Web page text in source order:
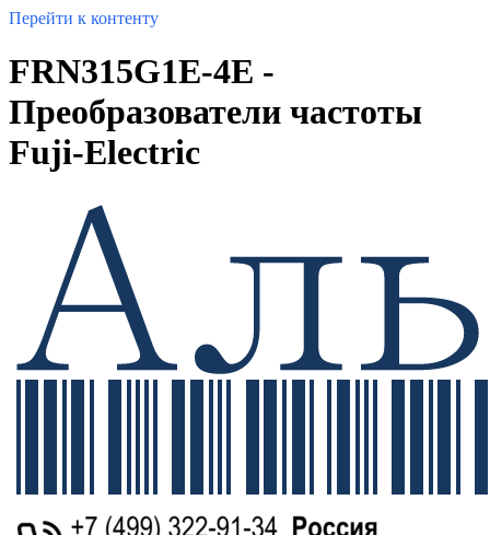
Перейти к контенту
FRN315G1E-4E -
Преобразователи частоты
Fuji-Electric